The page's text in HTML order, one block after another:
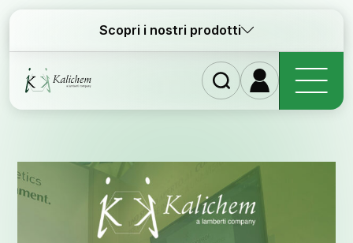
Scopri i nostri prodotti